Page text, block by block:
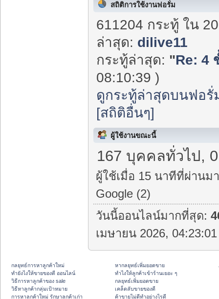
สถิติการใช้งานฟอรั่ม
611204 กระทู้ ใน
ล่าสุด: dilive11
กระทู้ล่าสุด: "Re: 4
08:10:39 )
ดูกระทู้ล่าสุดบนฟอรั่
[สถิติอื่นๆ]
ผู้ใช้งานขณะนี้
167 บุคคลทั่วไป,
ผู้ใช้เมื่อ 15 นาทีที่ผ่านม
Google (2)
วันนี้ออนไลน์มากที่สุด:
เมษายน 2026,
กลยุทธ์การหาลูกค้าใหม่
ทํายังไงให้ขายของดี ออนไลน์
วิธีการหาลูกค้าของ sale
วิธีหาลูกค้ากลุ่มเป้าหมาย
การหาลูกค้าใหม่ รักษาลูกค้าเก่า
หากลยุทธ์เพิ่มยอดขาย
ทําไงให้ลูกค้าเข้าร้านเยอะ ๆ
กลยุทธ์เพิ่มยอดขาย
เคล็ดลับขายของดี
ค้าขายไม่ดีทำอย่างไรดี